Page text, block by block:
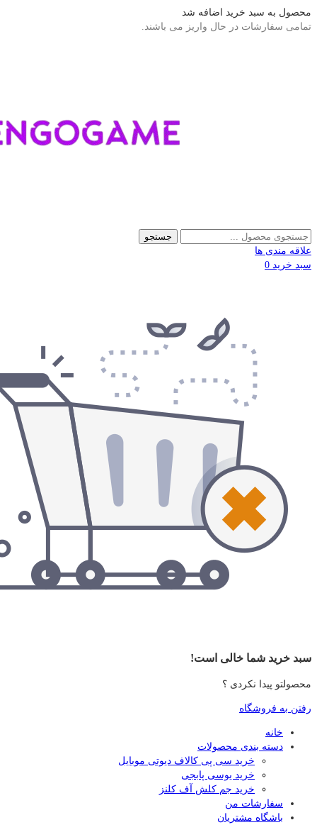
محصول به سبد خرید اضافه شد
تمامی سفارشات در حال واریز می باشند.
جستجو
علاقه مندی ها
سبد خرید 0
سبد خرید شما خالی است!
محصولتو پیدا نکردی ؟
رفتن به فروشگاه
خانه
دسته بندی محصولات
خرید سی پی کالاف دیوتی موبایل
خرید یوسی پابجی
خرید جم کلش آف کلنز
سفارشات من
باشگاه مشتریان